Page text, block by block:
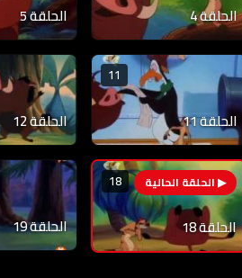
الحلقة 4 الحلقة 5
11
الحلقة 11 الحلقة 12
18
الحلقة 18 الحلقة 19